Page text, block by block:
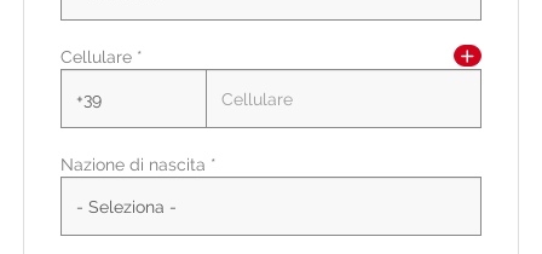
Cellulare *
Nazione di nascita *